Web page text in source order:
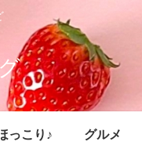
っこり♪ グルメ